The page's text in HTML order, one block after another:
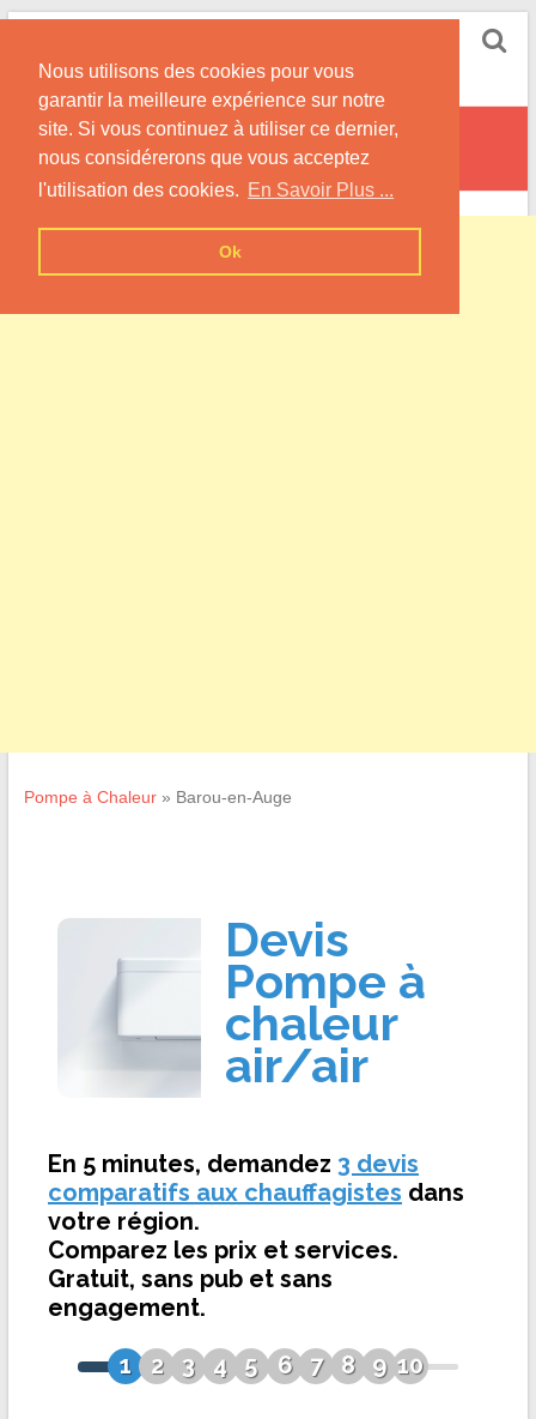
Nous utilisons des cookies pour vous
garantir la meilleure expérience sur notre
site. Si vous continuez à utiliser ce dernier,
nous considérerons que vous acceptez
l'utilisation des cookies. En Savoir Plus ...
Ok
Skip
content
Informations sur les Pompes à Chaleur
Barou-en-Auge
Pompe à Chaleur» Barou-en-Auge